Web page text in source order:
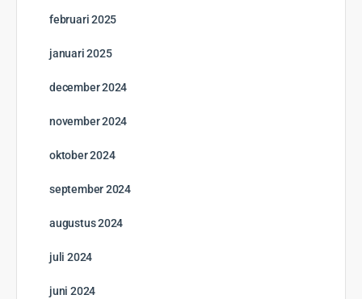
februari 2025
januari 2025
december 2024
november 2024
oktober 2024
september 2024
augustus 2024
juli 2024
juni 2024